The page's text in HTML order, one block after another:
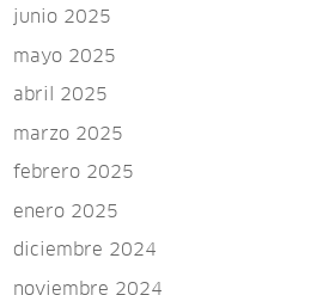
junio 2025
mayo 2025
abril 2025
marzo 2025
febrero 2025
enero 2025
diciembre 2024
noviembre 2024